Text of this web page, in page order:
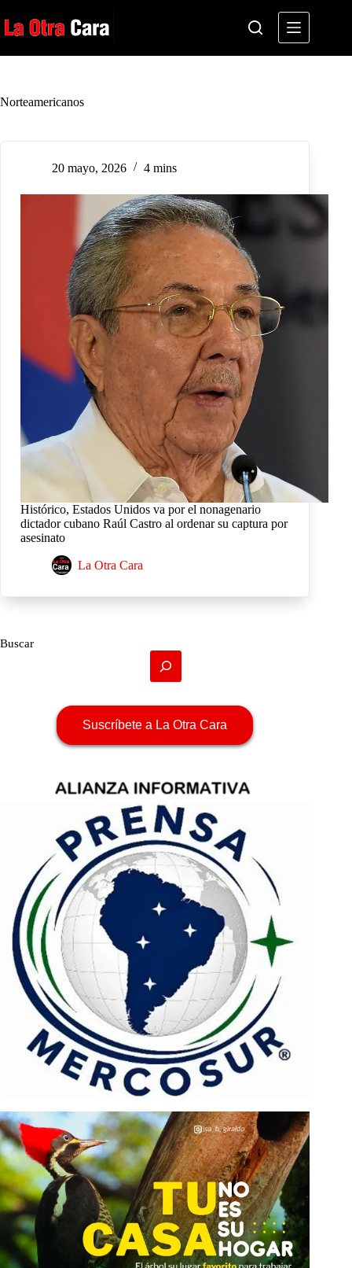
al
contenido
Norteamericanos
20 mayo, 2026 4 mins
Histórico, Estados Unidos va por el nonagenario
dictador cubano Raúl Castro al ordenar su captura por
asesinato
La Otra Cara
Buscar
Suscríbete a La Otra Cara